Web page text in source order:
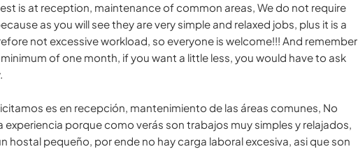
is at reception, maintenance of common areas, We do not require
as you will see they are very simple and relaxed jobs, plus it is a
not excessive workload, so everyone is welcome!!! And remember
of one month, if you want a little less, you would have to ask
es en recepción, mantenimiento de las áreas comunes, No
experiencia porque como verás son trabajos muy simples y relajados,
hostal pequeño, por ende no hay carga laboral excesiva, asi que son